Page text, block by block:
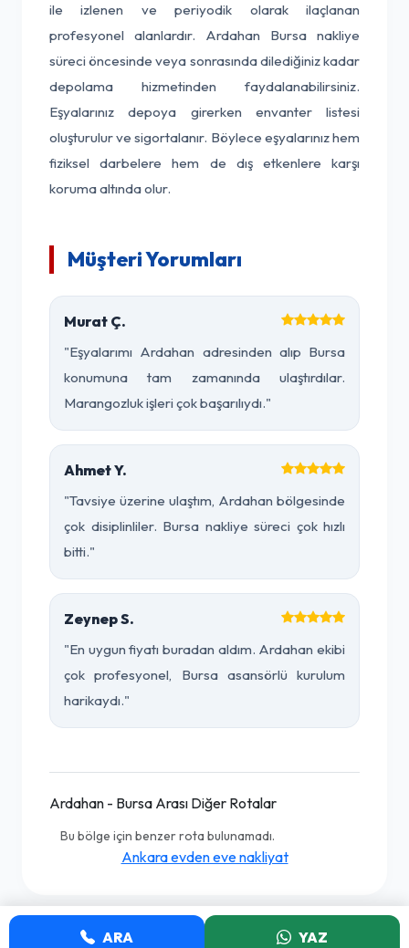
ile izlenen ve periyodik olarak ilaçlanan
profesyonel alanlardır. Ardahan Bursa nakliye
süreci öncesinde veya sonrasında dilediğiniz kadar
depolama hizmetinden faydalanabilirsiniz.
Eşyalarınız depoya girerken envanter listesi
oluşturulur ve sigortalanır. Böylece eşyalarınız hem
fiziksel darbelere hem de dış etkenlere karşı
koruma altında olur.
Müşteri Yorumları
Murat Ç.
"Eşyalarımı Ardahan adresinden alıp Bursa
konumuna tam zamanında ulaştırdılar.
Marangozluk işleri çok başarılıydı."
Ahmet Y.
"Tavsiye üzerine ulaştım, Ardahan bölgesinde
çok disiplinliler. Bursa nakliye süreci çok hızlı
bitti."
Zeynep S.
"En uygun fiyatı buradan aldım. Ardahan ekibi
çok profesyonel, Bursa asansörlü kurulum
harikaydı."
Ardahan - Bursa Arası Diğer Rotalar
Bu bölge için benzer rota bulunamadı.
Ankara evden eve nakliyat
ARA YAZ